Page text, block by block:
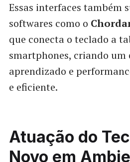
Essas interfaces também
softwares como o
que conecta o teclado a
smartphones, criando um
aprendizado e
e eficiente.
Atuação do
Novo em